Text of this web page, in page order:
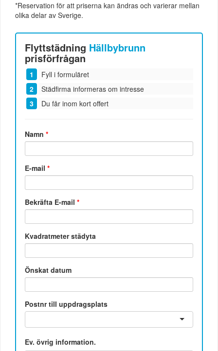
*Reservation för att priserna kan ändras och varierar mellan
olika delar av Sverige.
Flyttstädning Hällbybrunn
prisförfrågan
Fyll i formuläret
Städfirma informeras om intresse
Du får inom kort offert
Namn*
E-mail*
Bekräfta E-mail*
Kvadratmeter städyta
Önskat datum
Postnr till uppdragsplats
Ev. övrig information.